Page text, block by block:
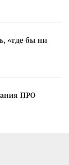
«где бы ни
ПРО